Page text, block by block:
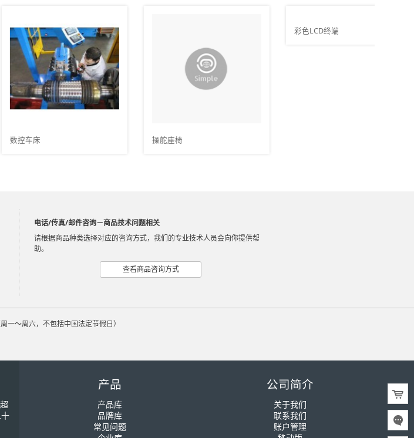
电话/传真/邮件咨询－商品技术问题相关
请根据商品种类选择对应的咨询方式，我们的专业技术人员会向你提供帮
助。
查看商品咨询方式
一～周六，不包括中国法定节假日）
产品
产品库
品牌库
常见问题
公司简介
关于我们
联系我们
账户管理